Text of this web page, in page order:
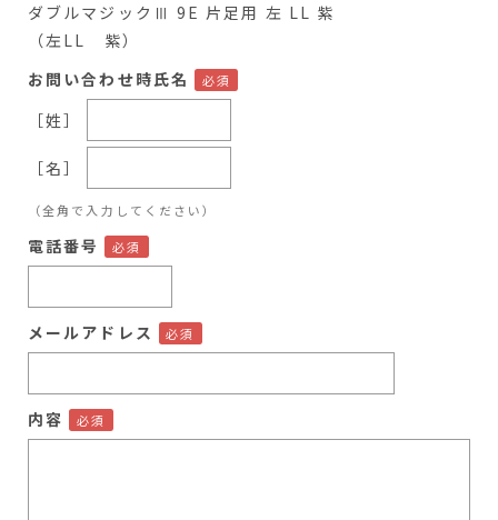
ダブルマジックⅢ 9E 片足用 左 LL 紫
（左LL 紫）
お問い合わせ時氏名
［姓］
［名］
（全角で入力してください）
電話番号
メールアドレス
内容